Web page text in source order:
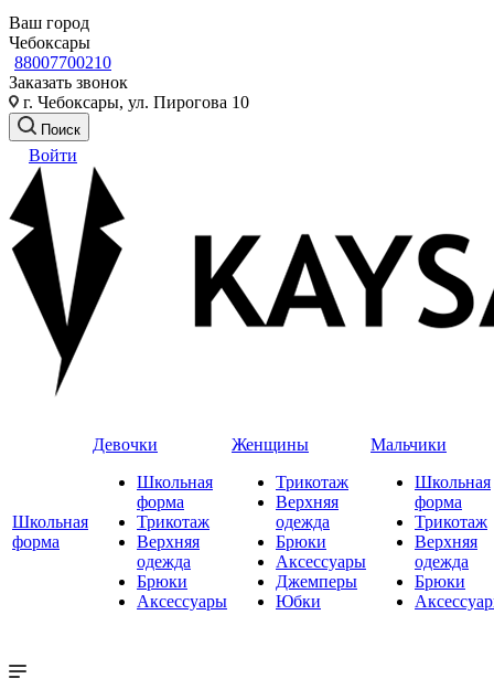
Ваш город
Чебоксары
88007700210
Заказать звонок
г. Чебоксары, ул. Пирогова 10
Поиск
Войти
Школьная
форма
Девочки
Школьная
форма
Трикотаж
Верхняя
одежда
Брюки
Аксессуары
Женщины
Трикотаж
Верхняя
одежда
Брюки
Аксессуары
Джемперы
Юбки
Мальчики
Школьная
форма
Трикотаж
Верхняя
одежда
Брюки